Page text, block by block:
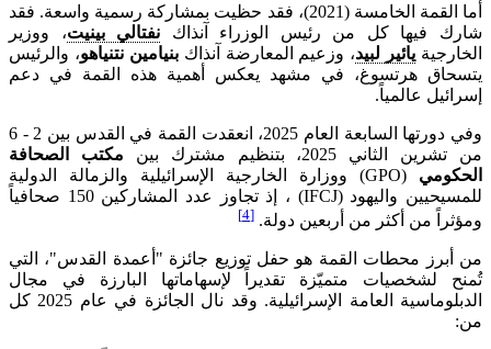
أما القمة الخامسة (2021)، فقد حظيت بمشاركة رسمية واسعة. فقد
شارك فيها كل من رئيس الوزراء آنذاك نفتالي بينيت، ووزير
الخارجية يائير لبيد، وزعيم المعارضة آنذاكبنيامين نتنياهو، والرئيس
يتسحاق هرتسوغ، في مشهد يعكس أهمية هذه القمة في دعم
إسرائيل عالمياً.
وفي دورتها السابعة العام 2025، انعقدت القمة في القدس بين 2 - 6
من تشرين الثاني 2025، بتنظيم مشترك بين
مكتب الصحافة
الحكومي
(GPO) ووزارة الخارجية الإسرائيلية والزمالة الدولية
للمسيحيين واليهود (IFCJ) ، إذ تجاوز عدد المشاركين 150 صحافياً
ومؤثراً من أكثر من أربعين دولة. [4]
من أبرز محطات القمة هو حفل توزيع جائزة "أعمدة القدس"، التي
تُمنح لشخصيات متميّزة تقديراً لإسهاماتها البارزة في مجال
الدبلوماسية العامة الإسرائيلية. وقد نال الجائزة في عام 2025 كل
من: